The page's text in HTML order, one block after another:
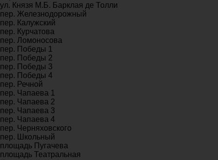
ул. Князя М.Б. Барклая де Толли
пер. Железнодорожный
пер. Калужский
пер. Курчатова
пер. Ломоносова
пер. Победы 1
пер. Победы 2
пер. Победы 3
пер. Победы 4
пер. Речной
пер. Чапаева 1
пер. Чапаева 2
пер. Чапаева 3
пер. Чапаева 4
пер. Черняховского
пер. Школьный
площадь Пугачева
площадь Театральная